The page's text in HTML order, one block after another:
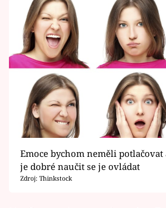
Vztahy
Seriály
Horoskopy
Sledujte prima+
Filmový festival Karlovy
Pořady
Emoce bychom neměli potlačovat
je dobré naučit se je ovládat
Zdroj: Thinkstock